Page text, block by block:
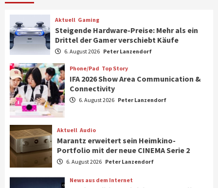
6
7
Smart Living Top Story
Verbraucher setzen immer mehr auf
1
Aktuell Gaming
Steigende Hardware-Preise: Mehr als ein
Drittel der Gamer verschiebt Käufe
2
Phone/Pad Top Story
IFA 2026 Show Area Communication &
Aktuell Gaming
Steigende Hardware-Preise: Mehr als ein
Drittel der Gamer verschiebt Käufe
6. August 2026 Peter Lanzendorf
Phone/Pad Top Story
IFA 2026 Show Area Communication &
Connectivity
6. August 2026 Peter Lanzendorf
Aktuell Audio
Marantz erweitert sein Heimkino-
Portfolio mit der neue CINEMA Serie 2
6. August 2026 Peter Lanzendorf
News aus dem Internet